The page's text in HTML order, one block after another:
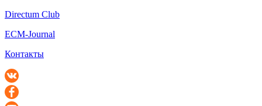
Directum Club
ECM-Journal
Контакты